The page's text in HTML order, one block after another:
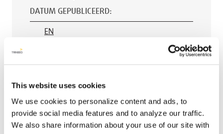
This website uses cookies
We use cookies to personalize content and ads, to
provide social media features and to analyze our traffic.
We also share information about your use of our site with
DATUM GEPUBLICEERD:
EN
AVONITE® 15 YEAR Warranty
PT #:110-118
DATUM GEPUBLICEERD: